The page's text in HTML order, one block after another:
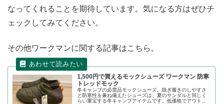
なってくれることを期待しています。気になる方はぜひチ
ェックしてみてください。
その他ワークマンに関する記事はこちら。
1,500円で買えるモックシューズ ワークマン 防寒
トレッドモック
冬キャンプの必需品モックシューズ。脱ぎ履きのしやすさ
と防寒性を兼ね備えたシューズは、夏のサンダルと同じく
らい重宝する冬キャンプアイテムです。低価格でアウトド